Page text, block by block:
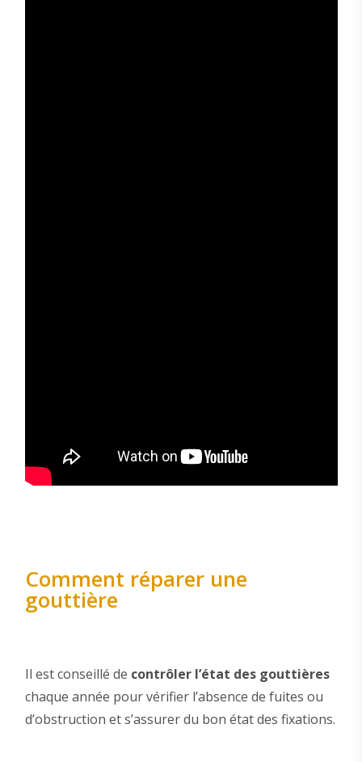
Comment réparer une
gouttière
Il est conseillé de contrôler l’état des gouttières
chaque année pour vérifier l’absence de fuites ou
d’obstruction et s’assurer du bon état des fixations.